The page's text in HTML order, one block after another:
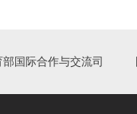
国际合作与交流司